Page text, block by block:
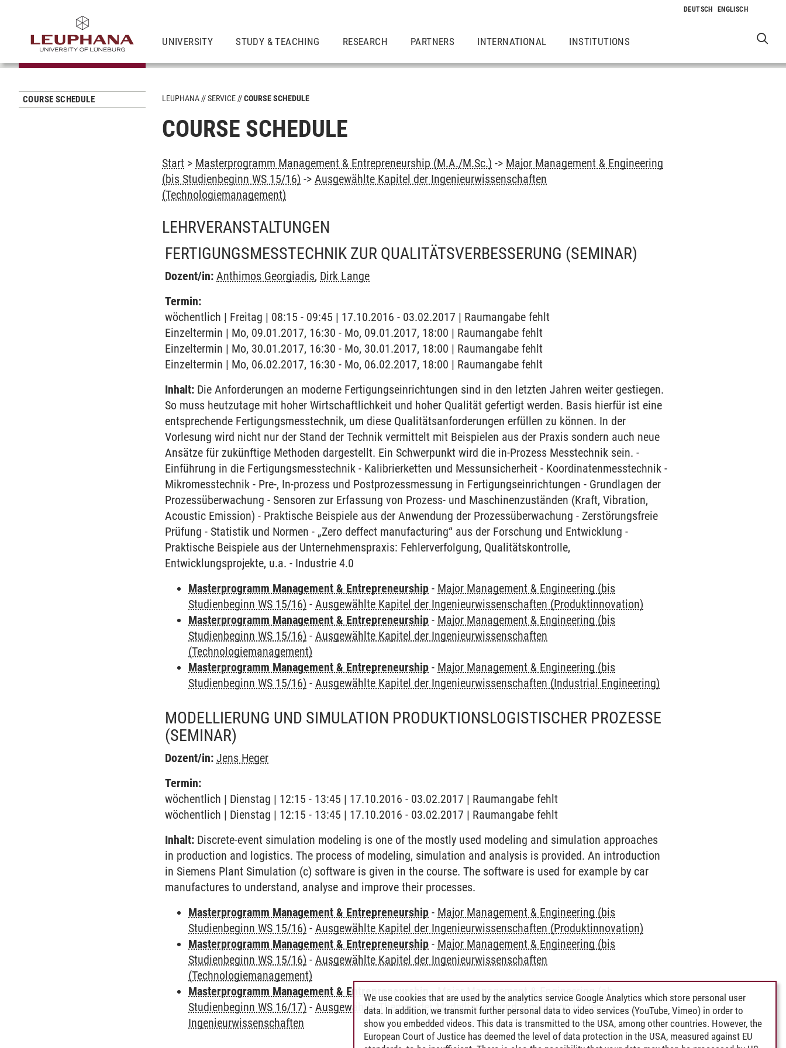
UNIVERSITY STUDY & TEACHING RESEARCH PARTNERS INTERNATIONAL INSTITUTIONS
COURSE SCHEDULE LEUPHANA SERVICE COURSE SCHEDULE
COURSE SCHEDULE
Start > Masterprogramm Management & Entrepreneurship (M.A./M.Sc.) -> Major Management & Engineering
(bis Studienbeginn WS 15/16) ->Ausgewählte Kapitel der Ingenieurwissenschaften
(Technologiemanagement)
LEHRVERANSTALTUNGEN
FERTIGUNGSMESSTECHNIK ZUR QUALITÄTSVERBESSERUNG (SEMINAR)
Dozent/in: Anthimos Georgiadis, Dirk Lange
Termin:
wöchentlich | Freitag | 08:15 - 09:45 | 17.10.2016 - 03.02.2017 | Raumangabe fehlt
Einzeltermin | Mo, 09.01.2017, 16:30 - Mo, 09.01.2017, 18:00 | Raumangabe fehlt
Einzeltermin | Mo, 30.01.2017, 16:30 - Mo, 30.01.2017, 18:00 | Raumangabe fehlt
Einzeltermin | Mo, 06.02.2017, 16:30 - Mo, 06.02.2017, 18:00 | Raumangabe fehlt
Inhalt: Die Anforderungen an moderne Fertigungseinrichtungen sind in den letzten Jahren weiter gestiegen.
So muss heutzutage mit hoher Wirtschaftlichkeit und hoher Qualität gefertigt werden. Basis hierfür ist eine
entsprechende Fertigungsmesstechnik, um diese Qualitätsanforderungen erfüllen zu können. In der
Vorlesung wird nicht nur der Stand der Technik vermittelt mit Beispielen aus der Praxis sondern auch neue
Ansätze für zukünftige Methoden dargestellt. Ein Schwerpunkt wird die in-Prozess Messtechnik sein. -
Einführung in die Fertigungsmesstechnik - Kalibrierketten und Messunsicherheit - Koordinatenmesstechnik -
Mikromesstechnik - Pre-, In-prozess und Postprozessmessung in Fertigungseinrichtungen - Grundlagen der
Prozessüberwachung - Sensoren zur Erfassung von Prozess- und Maschinenzuständen (Kraft, Vibration,
Acoustic Emission) - Praktische Beispiele aus der Anwendung der Prozessüberwachung - Zerstörungsfreie
Prüfung - Statistik und Normen - „Zero deffect manufacturing“ aus der Forschung und Entwicklung -
Praktische Beispiele aus der Unternehmenspraxis: Fehlerverfolgung, Qualitätskontrolle,
Entwicklungsprojekte, u.a. - Industrie 4.0
Masterprogramm Management & Entrepreneurship - Major Management & Engineering (bis
Studienbeginn WS 15/16) -Ausgewählte Kapitel der Ingenieurwissenschaften (Produktinnovation)
Masterprogramm Management & Entrepreneurship - Major Management & Engineering (bis
Studienbeginn WS 15/16) -Ausgewählte Kapitel der Ingenieurwissenschaften
(Technologiemanagement)
Masterprogramm Management & Entrepreneurship - Major Management & Engineering (bis
Studienbeginn WS 15/16) -Ausgewählte Kapitel der Ingenieurwissenschaften (Industrial Engineering)
MODELLIERUNG UND SIMULATION PRODUKTIONSLOGISTISCHER PROZESSE
(SEMINAR)
Dozent/in: Jens Heger
Termin:
wöchentlich | Dienstag | 12:15 - 13:45 | 17.10.2016 - 03.02.2017 | Raumangabe fehlt
wöchentlich | Dienstag | 12:15 - 13:45 | 17.10.2016 - 03.02.2017 | Raumangabe fehlt
Inhalt: Discrete-event simulation modeling is one of the mostly used modeling and simulation approaches
in production and logistics. The process of modeling, simulation and analysis is provided. An introduction
in Siemens Plant Simulation (c) software is given in the course. The software is used for example by car
manufactures to understand, analyse and improve their processes.
Masterprogramm Management & Entrepreneurship - Major Management & Engineering (bis
Studienbeginn WS 15/16) -Ausgewählte Kapitel der Ingenieurwissenschaften (Produktinnovation)
Masterprogramm Management & Entrepreneurship - Major Management & Engineering (bis
Studienbeginn WS 15/16) -Ausgewählte Kapitel der Ingenieurwissenschaften
(Technologiemanagement)
Masterprogramm Management & Entrepreneurship - Major Management & Engineering (ab
Studienbeginn WS 16/17) -Ausgewählte Themen der Modellierung und Simulation in den
Ingenieurwissenschaften
We use cookies that are used by the analytics service Google Analytics which store personal user
data. In addition, we transmit further personal data to video services (YouTube, Vimeo) in order to
show you embedded videos. This data is transmitted to the USA, among other countries. However, the
European Court of Justice has deemed the level of data protection in the USA, measured against EU